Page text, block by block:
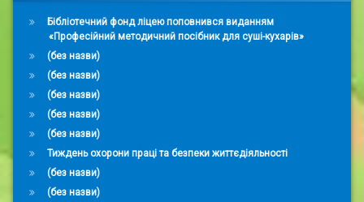
Бібліотечний фонд ліцею поповнився виданням
«Професійний методичний посібник для суші-кухарів»
(без назви)
(без назви)
(без назви)
(без назви)
(без назви)
Тиждень охорони праці та безпеки життєдіяльності
(без назви)
(без назви)